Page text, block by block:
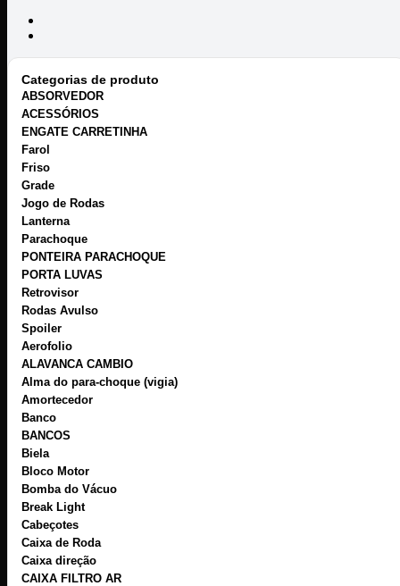
Categorias de produto
ABSORVEDOR
ACESSÓRIOS
ENGATE CARRETINHA
Farol
Friso
Grade
Jogo de Rodas
Lanterna
Parachoque
PONTEIRA PARACHOQUE
PORTA LUVAS
Retrovisor
Rodas Avulso
Spoiler
Aerofolio
ALAVANCA CAMBIO
Alma do para-choque (vigia)
Amortecedor
Banco
BANCOS
Biela
Bloco Motor
Bomba do Vácuo
Break Light
Cabeçotes
Caixa de Roda
Caixa direção
CAIXA FILTRO AR